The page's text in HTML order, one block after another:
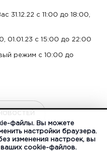
31.12.22 с 11:00 до 18:00,
01.01.23 с 15:00 до 22:00
режим с 10:00 до
файлы. Вы можете
настройки браузера.
изменения настроек, вы
ваших cookie-файлов.